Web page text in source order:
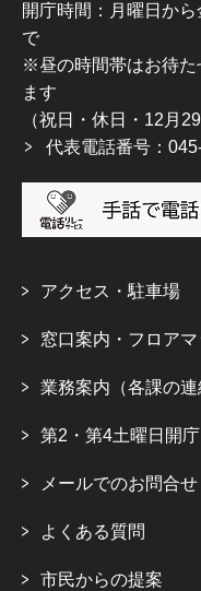
開庁時間：月曜日か
で
※昼の時間帯はお待た
ます
（祝日・休日・12月
代表電話番号：
アクセス・駐車場
窓口案内・フロア
業務案内（各課の連
第2・第4土曜日開庁
メールでのお問合せ
よくある質問
市民からの提案